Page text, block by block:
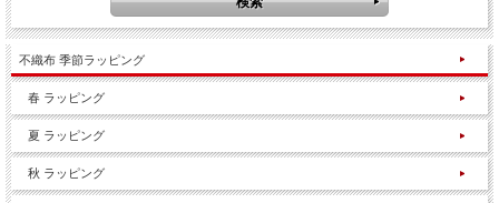
不織布 季節ラッピング
春 ラッピング
夏 ラッピング
秋 ラッピング